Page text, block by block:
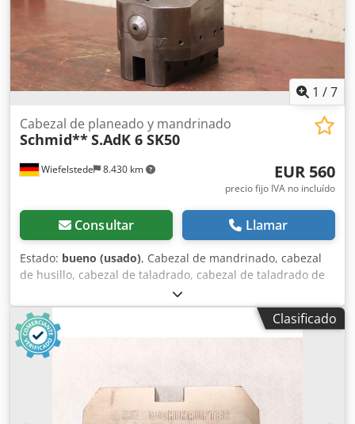
1 /7
Wiefelstede 8.430 km
Cabezal de planeado y mandrinado
Schmid**S.AdK 6 SK50
EUR 560
precio fijo IVA no incluído
Consultar Llamar
Estado: bueno (usado), Cabezal de mandrinado, cabezal
de husillo, cabezal de taladrado, cabezal de taladrado de
ranurado, cabezal de ranurado, cabezal de taladrado con
husillo, cabezal de mandrinado, cabezal de taladrado
universal, herramienta de mandrinar, cabezal frontal -
Fabricante: Schmid, cabezal frontal y de mandrinado -
Tipo: S.AdK 6 - Portaherramientas: SK50 - Precisión de
175/150/H305 mm - Peso: 24 kg
Clasificado